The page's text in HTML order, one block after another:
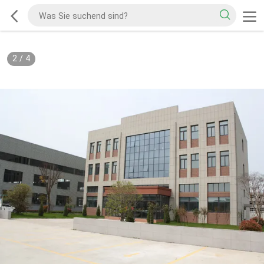
2/ 4